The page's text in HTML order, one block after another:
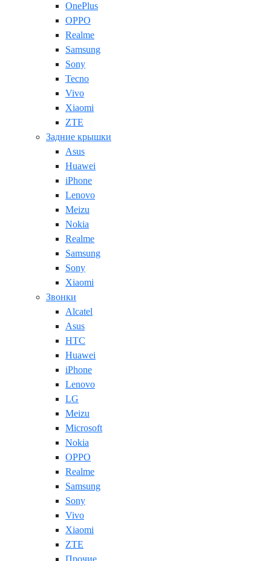
OnePlus
OPPO
Realme
Samsung
Sony
Tecno
Vivo
Xiaomi
ZTE
Задние крышки
Asus
Huawei
iPhone
Lenovo
Meizu
Nokia
Realme
Samsung
Sony
Xiaomi
Звонки
Alcatel
Asus
HTC
Huawei
iPhone
Lenovo
LG
Meizu
Microsoft
Nokia
OPPO
Realme
Samsung
Sony
Vivo
Xiaomi
ZTE